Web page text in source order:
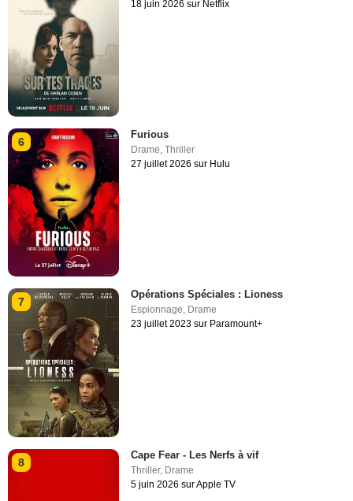
18 juin 2026 sur Netflix
6
Furious
Drame,Thriller
27 juillet 2026 sur Hulu
7
Opérations Spéciales : Lioness
Espionnage, Drame
23 juillet 2023 sur Paramount+
8
Cape Fear - Les Nerfs à vif
Thriller, Drame
5 juin 2026 sur Apple TV